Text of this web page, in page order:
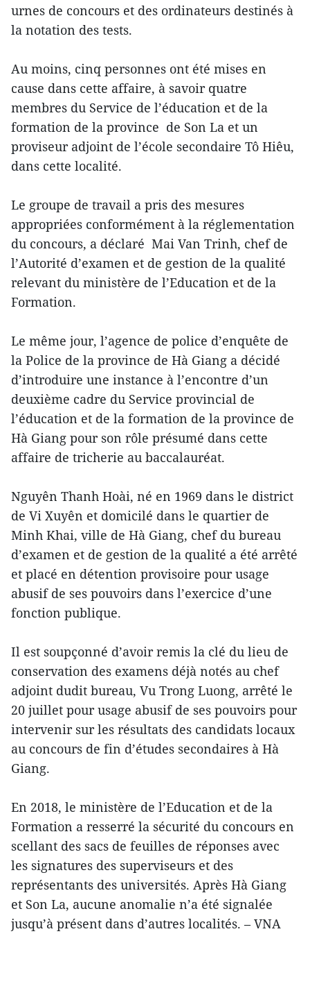
urnes de concours et des ordinateurs destinés à
la notation des tests.
Au moins, cinq personnes ont été mises en
cause dans cette affaire, à savoir quatre
membres du Service de l’éducation et de la
formation de la province de Son La et un
proviseur adjoint de l’école secondaire Tô Hiêu,
dans cette localité.
Le groupe de travail a pris des mesures
appropriées conformément à la réglementation
du concours, a déclaré Mai Van Trinh, chef de
l’Autorité d’examen et de gestion de la qualité
relevant du ministère de l’Education et de la
Formation.
Le même jour, l’agence de police d’enquête de
la Police de la province de Hà Giang a décidé
d’introduire une instance à l’encontre d’un
deuxième cadre du Service provincial de
l’éducation et de la formation de la province de
Hà Giang pour son rôle présumé dans cette
affaire de tricherie au baccalauréat.
Nguyên Thanh Hoài, né en 1969 dans le district
de Vi Xuyên et domicilé dans le quartier de
Minh Khai, ville de Hà Giang, chef du bureau
d’examen et de gestion de la qualité a été arrêté
et placé en détention provisoire pour usage
abusif de ses pouvoirs dans l’exercice d’une
fonction publique.
Il est soupçonné d’avoir remis la clé du lieu de
conservation des examens déjà notés au chef
adjoint dudit bureau, Vu Trong Luong, arrêté le
20 juillet pour usage abusif de ses pouvoirs pour
intervenir sur les résultats des candidats locaux
au concours de fin d’études secondaires à Hà
Giang.
En 2018, le ministère de l’Education et de la
Formation a resserré la sécurité du concours en
scellant des sacs de feuilles de réponses avec
les signatures des superviseurs et des
représentants des universités. Après Hà Giang
et Son La, aucune anomalie n’a été signalée
jusqu’à présent dans d’autres localités. – VNA